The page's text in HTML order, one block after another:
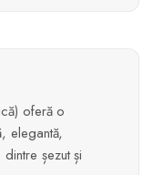
oferă o
elegantă,
șezut și